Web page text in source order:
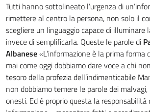
Tutti hanno sottolineato l’urgenza di
rimettere al centro la persona, non solo il
scegliere un linguaggio capace di illuminare
invece di semplificarla. Queste le parole di
Albanese«L’informazione è la prima forma
mai come oggi dobbiamo dare voce a chi
tesoro della profezia dell’indimenticabile
non dobbiamo temere le parole dei
onesti. Ed è proprio questa la responsabilità